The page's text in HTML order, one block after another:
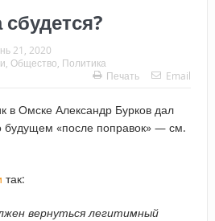
21, 2020
Общество Политика
Печать
Email
в Омске Александр Бурков дал
будущем «после поправок» — см.
так:
вернуться легитимный